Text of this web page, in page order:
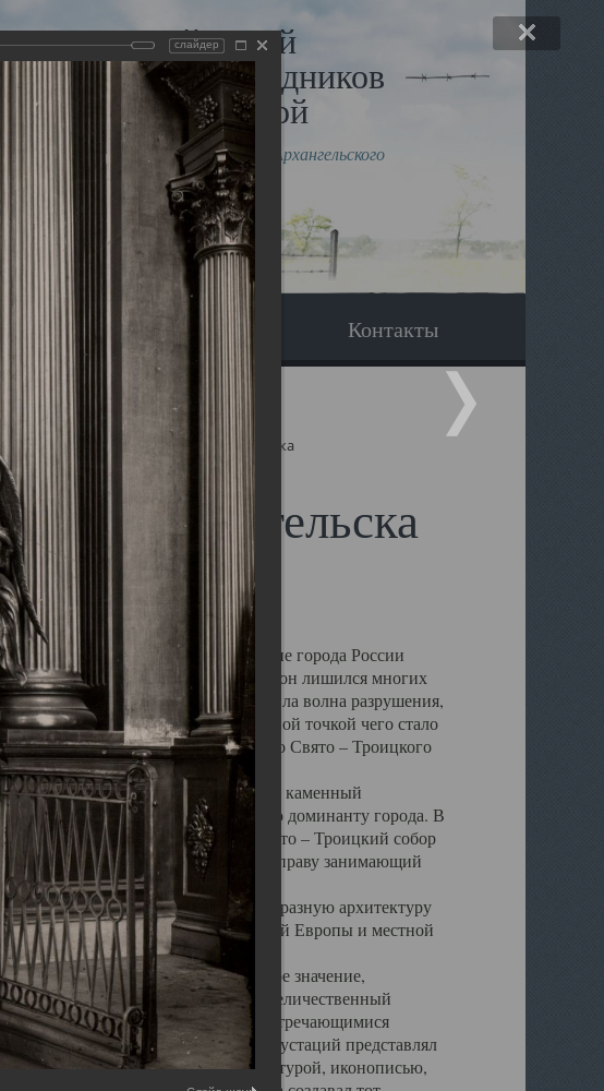
музей
и исповедников
Архангельской
по благословлению митрополита Архангельского
и Холмогорского Даниила
Вопрос-ответ Контакты
Свято-Троицкий собор Архангельска
Архангельска
мере, чем другие губернские города России
разрушений, в результате которых он лишился многих
по старому Архангельску ударила волна разрушения,
силу в конце 20 –х годов. Отправной точкой чего стало
губернии - ансамбля кафедрального Свято – Троицкого
величественный каменный
в зрительную и градостроительную доминанту города. В
Севере. Вплоть до разрушения Свято – Троицкий собор
строений Архангельска, по праву занимающий
картине Архангельска.
воплотил в себе яркую и своеобразную архитектуру
течениями России, Западной Европы и местной
оправдывали его кафедральное значение,
построек города. Обширный и величественный
с единственными нигде не встречающимися
резных, символических инкрустаций представлял
же с живописью, скульптурой, иконописью,
слайдер